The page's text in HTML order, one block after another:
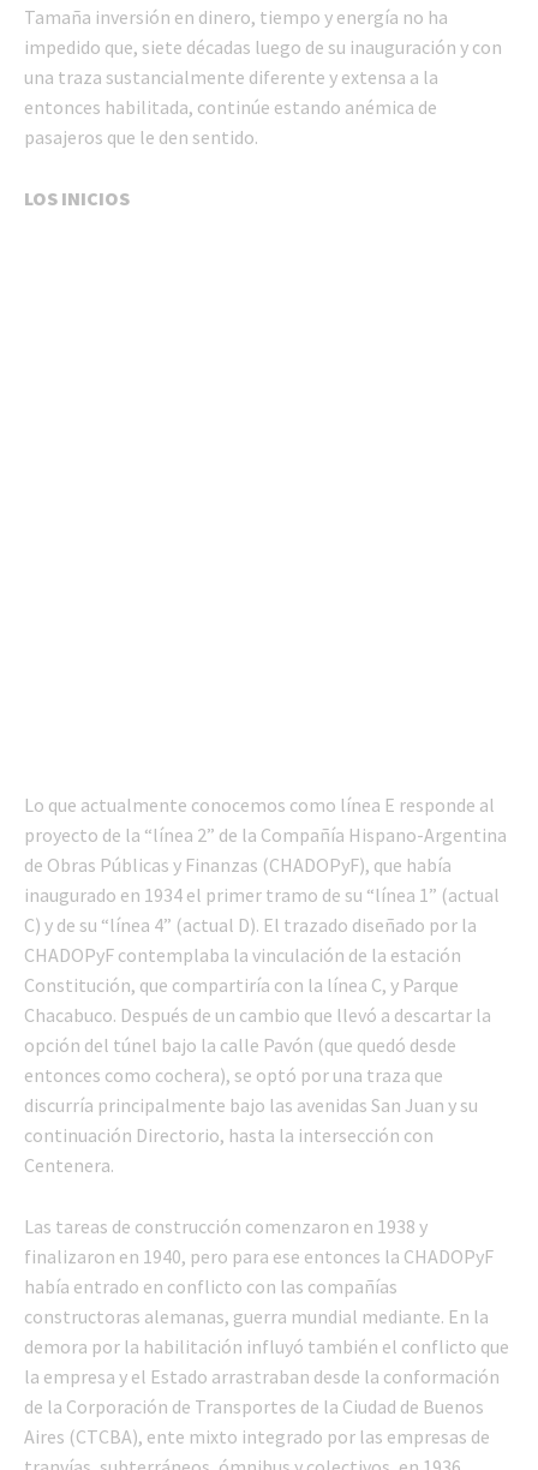
Tamaña inversión en dinero, tiempo y energía no ha
impedido que, siete décadas luego de su inauguración y con
una traza sustancialmente diferente y extensa a la
entonces habilitada, continúe estando anémica de
pasajeros que le den sentido.
LOS INICIOS
Lo que actualmente conocemos como línea E responde al
proyecto de la “línea 2” de la Compañía Hispano-Argentina
de Obras Públicas y Finanzas (CHADOPyF), que había
inaugurado en 1934 el primer tramo de su “línea 1” (actual
C) y de su “línea 4” (actual D). El trazado diseñado por la
CHADOPyF contemplaba la vinculación de la estación
Constitución, que compartiría con la línea C, y Parque
Chacabuco. Después de un cambio que llevó a descartar la
opción del túnel bajo la calle Pavón (que quedó desde
entonces como cochera), se optó por una traza que
discurría principalmente bajo las avenidas San Juan y su
continuación Directorio, hasta la intersección con
Centenera.
Las tareas de construcción comenzaron en 1938 y
finalizaron en 1940, pero para ese entonces la CHADOPyF
había entrado en conflicto con las compañías
constructoras alemanas, guerra mundial mediante. En la
demora por la habilitación influyó también el conflicto que
la empresa y el Estado arrastraban desde la conformación
de la Corporación de Transportes de la Ciudad de Buenos
Aires (CTCBA), ente mixto integrado por las empresas de